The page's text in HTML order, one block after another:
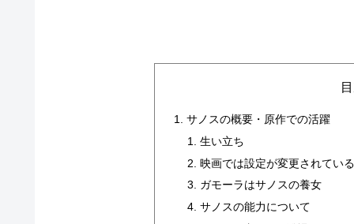
サノスの概要・原作での活躍
生い立ち
映画では設定が変更されてい
ガモーラはサノスの養女
サノスの能力について